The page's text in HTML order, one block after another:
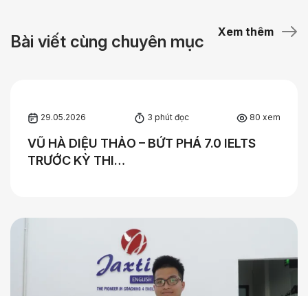
Bài viết cùng chuyên mục
Xem thêm
29.05.2026 3 phút đọc 80 xem
VŨ HÀ DIỆU THẢO – BỨT PHÁ 7.0 IELTS
TRƯỚC KỲ THI…